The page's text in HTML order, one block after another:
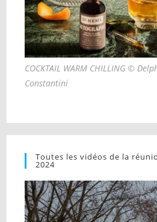
COCKTAIL WARM CHILLING ©
Constantini
Toutes les vidéos de la
2024